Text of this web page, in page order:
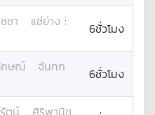
ชา แซ่ย่าง :
6ชั่วโมง
ษณ์
จันทก
6ชั่วโมง
ตน์
ศิริพานิช